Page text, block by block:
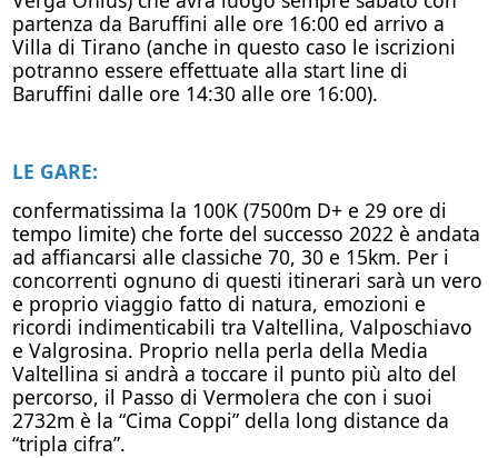
partenza da Baruffini alle ore 16:00 ed arrivo a
Villa di Tirano (anche in questo caso le iscrizioni
potranno essere effettuate alla start line di
Baruffini dalle ore 14:30 alle ore 16:00).
LE GARE:
confermatissima la 100K (7500m D+ e 29 ore di
tempo limite) che forte del successo 2022 è andata
ad affiancarsi alle classiche 70, 30 e 15km. Per i
concorrenti ognuno di questi itinerari sarà un vero
e proprio viaggio fatto di natura, emozioni e
ricordi indimenticabili tra Valtellina, Valposchiavo
e Valgrosina. Proprio nella perla della Media
Valtellina si andrà a toccare il punto più alto del
percorso, il Passo di Vermolera che con i suoi
2732m è la “Cima Coppi” della long distance da
“tripla cifra”.